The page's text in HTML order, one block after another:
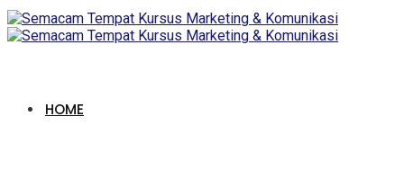
HOME